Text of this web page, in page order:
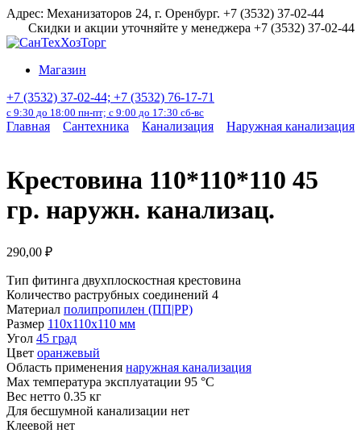
Перейти
содержанию
Адрес: Механизаторов 24, г. Оренбург. +7 (3532) 37-02-44
Скидки и акции уточняйте у менеджера +7 (3532) 37-02-44
Магазин
+7 (3532) 37-02-44; +7 (3532) 76-17-71
с 9:30 до 18:00 пн-пт; с 9:00 до 17:30 сб-вс
Главная Сантехника Канализация Наружная канализация
Крестовина 110*110*110 45
гр. наружн. канализац.
290,00 ₽
Тип фитинга двухплоскостная крестовина
Количество раструбных соединений 4
Материал полипропилен (ПП|PP)
Размер 110х110х110 мм
Угол 45 град
Цвет оранжевый
Область применения наружная канализация
Max температура эксплуатации 95 °С
Вес нетто 0.35 кг
Для бесшумной канализации нет
Клеевой нет